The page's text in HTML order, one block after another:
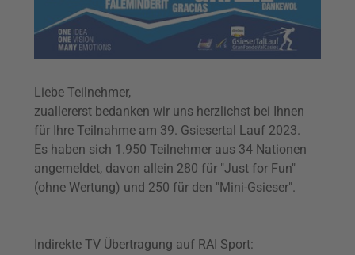
Liebe Teilnehmer,
zuallererst bedanken wir uns herzlichst bei Ihnen
für Ihre Teilnahme am 39. Gsiesertal Lauf 2023.
Es haben sich 1.950 Teilnehmer aus 34 Nationen
angemeldet, davon allein 280 für "Just for Fun"
(ohne Wertung) und 250 für den "Mini-Gsieser".
Indirekte TV Übertragung auf RAI Sport: